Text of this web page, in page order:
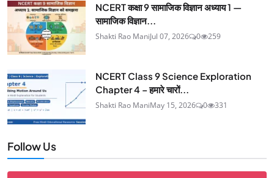
NCERT कक्षा 9 सामाजिक विज्ञान अध्याय 1 —
सामाजिक विज्ञान...
Shakti Rao ManiJul 07, 2026 0 259
NCERT Class 9 Science Exploration
Chapter 4 – हमारे चारों...
Shakti Rao ManiMay 15, 2026 0 331
Follow Us